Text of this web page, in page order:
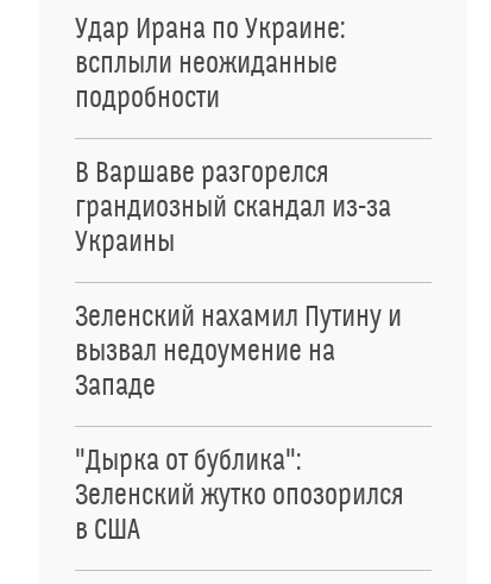
Удар Ирана по Украине:
всплыли неожиданные
подробности
В Варшаве разгорелся
грандиозный скандал из-за
Украины
Зеленский нахамил Путину и
вызвал недоумение на
Западе
"Дырка от бублика":
Зеленский жутко опозорился
в США